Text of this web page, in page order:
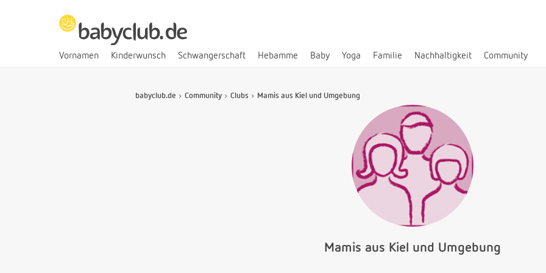
Vornamen Kinderwunsch Schwangerschaft Hebamme Baby Yoga Familie Nachhaltigkeit Community
babyclub.de Community Clubs Mamis aus Kiel und Umgebung
Mamis aus Kiel und Umgebung